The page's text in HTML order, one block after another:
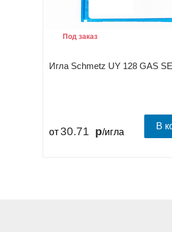
Игла Schmetz UY 128 GAS
Под заказ
от30.71 /игла
В